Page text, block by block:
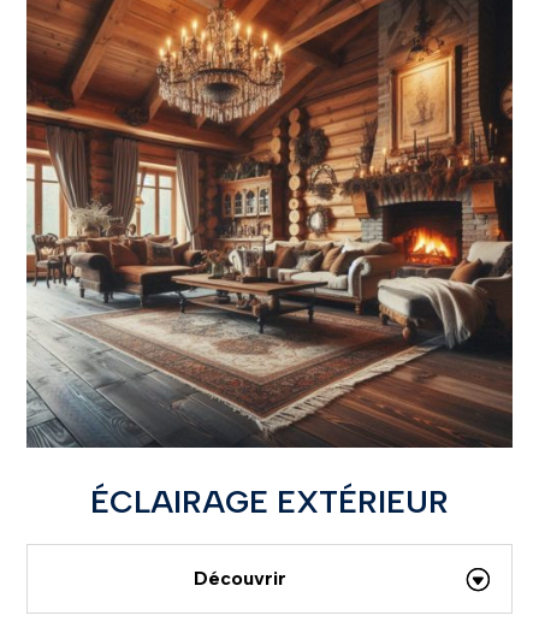
ÉCLAIRAGE EXTÉRIEUR
Découvrir